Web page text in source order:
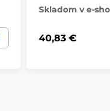
Skladom v e-
40,83 €